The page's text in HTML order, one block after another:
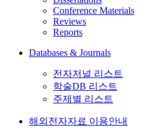
Conference Materials
Reviews
Reports
Databases & Journals
전자저널 리스트
학술DB 리스트
주제별 리스트
해외전자자료 이용안내